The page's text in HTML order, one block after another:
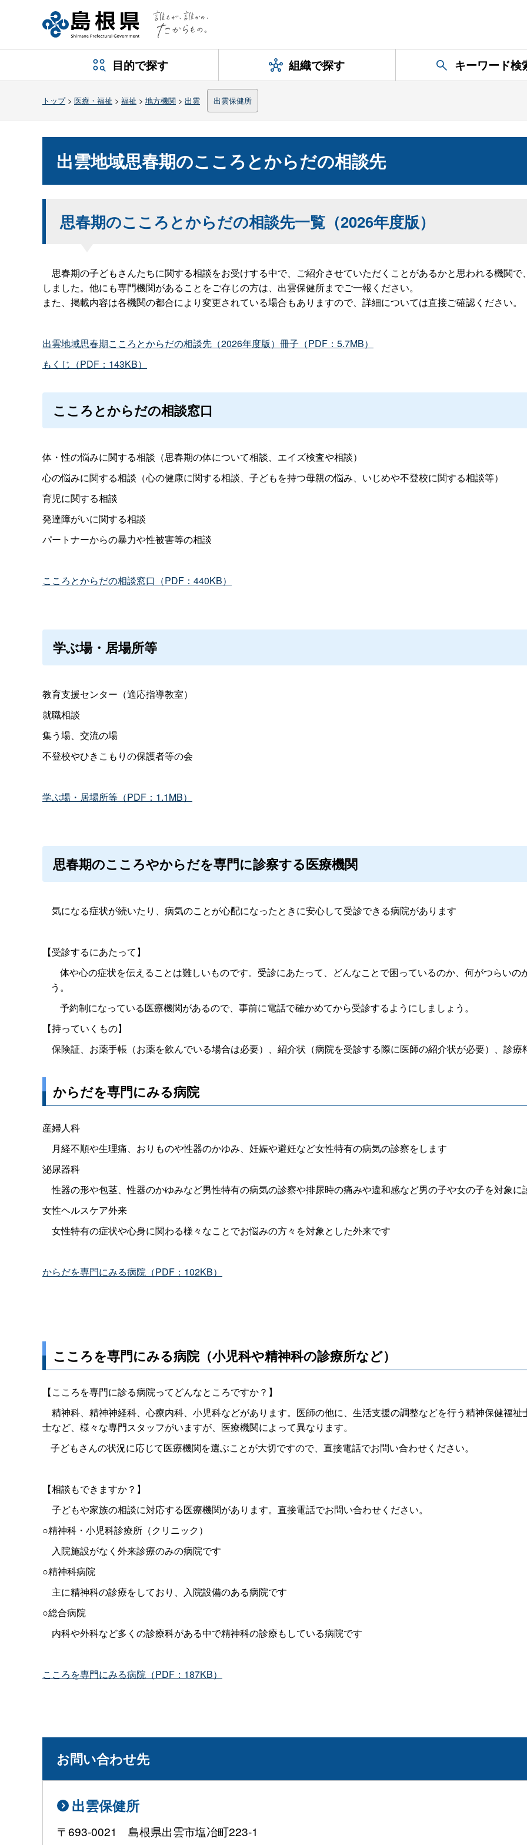
目的で探す 組織で探す キーワード検
トップ> 医療・福祉 > 福祉 > 地方機関 > 出雲 出雲保健所
出雲地域思春期のこころとからだの相談先
思春期のこころとからだの相談先一覧（2026年度版）
思春期の子どもさんたちに関する相談をお受けする中で、ご紹介させていただくことがあるかと思われる機関
しました。他にも専門機関があることをご存じの方は、出雲保健所までご一報ください。
また、掲載内容は各機関の都合により変更されている場合もありますので、詳細については直接ご確認ください。
出雲地域思春期こころとからだの相談先（2026年度版）冊子（PDF：5.7MB）
もくじ（PDF：143KB）
こころとからだの相談窓口
体・性の悩みに関する相談（思春期の体について相談、エイズ検査や相談）
心の悩みに関する相談（心の健康に関する相談、子どもを持つ母親の悩み、いじめや不登校に関する相談等）
育児に関する相談
発達障がいに関する相談
パートナーからの暴力や性被害等の相談
こころとからだの相談窓口（PDF：440KB）
学ぶ場・居場所等
教育支援センター（適応指導教室）
就職相談
集う場、交流の場
不登校やひきこもりの保護者等の会
学ぶ場・居場所等（PDF：1.1MB）
思春期のこころやからだを専門に診察する医療機関
気になる症状が続いたり、病気のことが心配になったときに安心して受診できる病院があります
【受診するにあたって】
体や心の症状を伝えることは難しいものです。受診にあたって、どんなことで困っているのか、何がつらいの
う。
予約制になっている医療機関があるので、事前に電話で確かめてから受診するようにしましょう。
【持っていくもの】
保険証、お薬手帳（お薬を飲んでいる場合は必要）、紹介状（病院を受診する際に医師の紹介状が必要）、診療
からだを専門にみる病院
産婦人科
月経不順や生理痛、おりものや性器のかゆみ、妊娠や避妊など女性特有の病気の診察をします
泌尿器科
性器の形や包茎、性器のかゆみなど男性特有の病気の診察や排尿時の痛みや違和感など男の子や女の子を対象に
女性ヘルスケア外来
女性特有の症状や心身に関わる様々なことでお悩みの方々を対象とした外来です
からだを専門にみる病院（PDF：102KB）
こころを専門にみる病院（小児科や精神科の診療所など）
【こころを専門に診る病院ってどんなところですか？】
精神科、精神神経科、心療内科、小児科などがあります。医師の他に、生活支援の調整などを行う精神保健福
士など、様々な専門スタッフがいますが、医療機関によって異なります。
子どもさんの状況に応じて医療機関を選ぶことが大切ですので、直接電話でお問い合わせください。
【相談もできますか？】
子どもや家族の相談に対応する医療機関があります。直接電話でお問い合わせください。
○精神科・小児科診療所（クリニック）
入院施設がなく外来診療のみの病院です
○精神科病院
主に精神科の診療をしており、入院設備のある病院です
○総合病院
内科や外科など多くの診療科がある中で精神科の診療もしている病院です
こころを専門にみる病院（PDF：187KB）
お問い合わせ先
出雲保健所
〒693-0021 島根県出雲市塩冶町223-1